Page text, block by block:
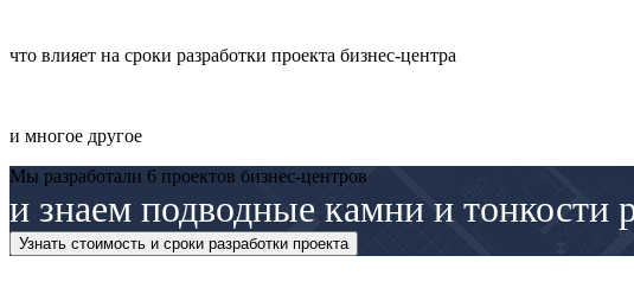
что влияет на сроки разработки проекта бизнес-центра
и многое другое
Мы разработали 6 проектов бизнес-центров
и знаем подводные камни и тонкости
Узнать стоимость и сроки разработки проекта